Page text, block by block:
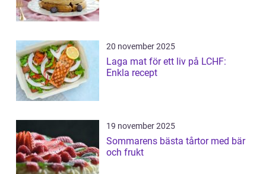
20 november 2025
Laga mat för ett liv på LCHF:
Enkla recept
19 november 2025
Sommarens bästa tårtor med bär
och frukt